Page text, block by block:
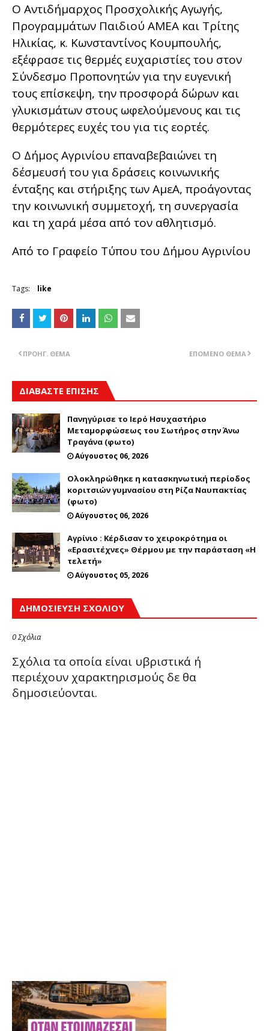
Ο Αντιδήμαρχος Προσχολικής Αγωγής,
Προγραμμάτων Παιδιού ΑΜΕΑ και Τρίτης
Ηλικίας, κ. Κωνσταντίνος Κουμπουλής,
εξέφρασε τις θερμές ευχαριστίες του στον
Σύνδεσμο Προπονητών για την ευγενική
τους επίσκεψη, την προσφορά δώρων και
γλυκισμάτων στους ωφελούμενους και τις
θερμότερες ευχές του για τις εορτές.
Ο Δήμος Αγρινίου επαναβεβαιώνει τη
δέσμευσή του για δράσεις κοινωνικής
ένταξης και στήριξης των ΑμεΑ, προάγοντας
την κοινωνική συμμετοχή, τη συνεργασία
και τη χαρά μέσα από τον αθλητισμό.
Από το Γραφείο Τύπου του Δήμου Αγρινίου
Tags: like
ΕΠΌΜΕΝΟ ΘΈΜΑ
ΠΡΟΗΓ. ΘΈΜΑ
ΔΙΑΒΑΣΤΕ ΕΠΙΣΗΣ
Πανηγύρισε το Ιερό Ησυχαστήριο
Μεταμορφώσεως του Σωτήρος στην Άνω
Τραγάνα (φωτο)
Αύγουστος 06, 2026
Ολοκληρώθηκε η κατασκηνωτική περίοδος
κοριτσιών γυμνασίου στη Ρίζα Ναυπακτίας
(φωτο)
Αύγουστος 06, 2026
Αγρίνιο : Κέρδισαν το χειροκρότημα οι
«Ερασιτέχνες» Θέρμου με την παράσταση «Η
τελετή»
Αύγουστος 05, 2026
ΔΗΜΟΣΊΕΥΣΗ ΣΧΟΛΊΟΥ
0 Σχόλια
Σχόλια τα οποία είναι υβριστικά ή
περιέχουν χαρακτηρισμούς δε θα
δημοσιεύονται.